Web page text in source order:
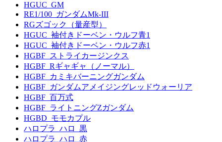
HGUC_GM
RE1/100_ガンダムMk-III
RGズゴック（量産型）
HGUC_袖付きドーベン・ウルフ青1
HGUC_袖付きドーベン・ウルフ赤1
HGBF_ストライカージンクス
HGBF_Rギャギャ（ノーマル）
HGBF_カミキバーニングガンダム
HGBF_ガンダムアメイジングレッドウォーリア
HGBF_百万式
HGBF_ライトニングZガンダム
HGBD_モモカプル
ハロプラ_ハロ_黒
ハロプラ_ハロ_赤